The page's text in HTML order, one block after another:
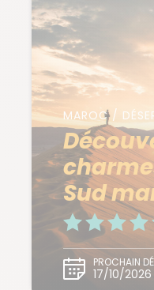
MAROC /
Sud
PROCHAIN
17/10/2026